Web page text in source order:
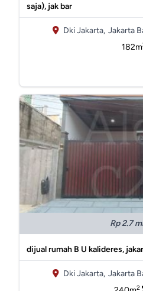
saja), jak bar
Dki Jakarta, Jakarta
182m
Rp 2.7
dijual rumah B U kalideres,
Dki Jakarta, Jakarta
2